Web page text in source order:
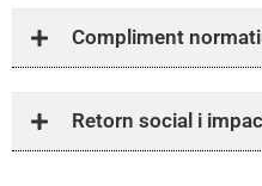
Compliment
Retorn social i